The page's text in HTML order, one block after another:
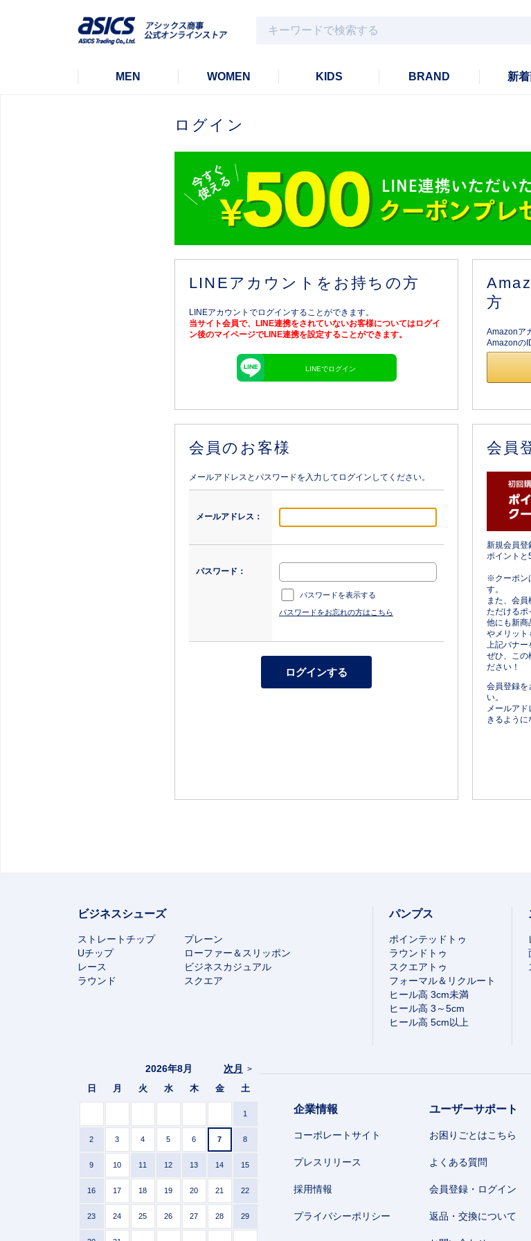
MEN WOMEN KIDS BRAND 新
ログイン
LINEアカウントをお持ちの方
LINEアカウントでログインすることができます。
当サイト会員で、LINE連携をされていないお客様についてはログイ
ン後のマイページでLINE連携を設定することができます。
LINEでログイン
方
Amazonア
Amazonの
会員のお客様
メールアドレスとパスワードを入力してログインしてください。
メールアドレス：
パスワード：
パスワードを表示する
パスワードをお忘れの方はこちら
会員
新規会員登
ポイントと
※クーポン
す。
また、会
ただけるポ
他にも新商
やメリット
上記バナ
ぜひ、この
ださい！
会員登録を
い。
メールア
きるように
ビジネスシューズ
ストレートチップ
プレーン
Uチップ
ローファー＆スリッポン
レース
ビジネスカジュアル
ラウンド
スクエア
パンプス
ポインテッドトゥ
ラウンドトゥ
スクエアトゥ
フォーマル＆リクルート
ヒール高 3cm未満
ヒール高 3～5cm
ヒール高 5cm以上
次月 >
2026年8月
日 月 火 水 木 金 土
1
2 3 4 5 6 7 8
9 10 11 12 13 14 15
16 17 18 19 20 21 22
23 24 25 26 27 28 29
企業情報
コーポレートサイト
プレスリリース
採用情報
プライバシーポリシー
ユーザーサポート
お困りごとはこちら
よくある質問
会員登録・ログイン
返品・交換について